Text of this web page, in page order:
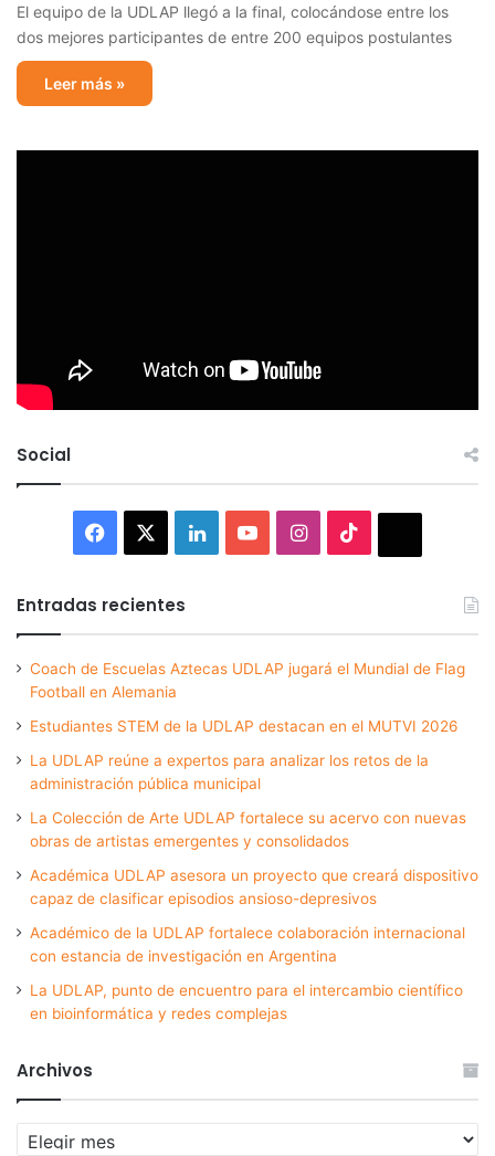
El equipo de la UDLAP llegó a la final, colocándose entre los
dos mejores participantes de entre 200 equipos postulantes
Leer más »
Social
Facebook LinkedInYouTubeInstagram
Entradas recientes
Coach de Escuelas Aztecas UDLAP jugará el Mundial de Flag
Football en Alemania
Estudiantes STEM de la UDLAP destacan en el MUTVI 2026
La UDLAP reúne a expertos para analizar los retos de la
administración pública municipal
La Colección de Arte UDLAP fortalece su acervo con nuevas
obras de artistas emergentes y consolidados
Académica UDLAP asesora un proyecto que creará dispositivo
capaz de clasificar episodios ansioso-depresivos
Académico de la UDLAP fortalece colaboración internacional
con estancia de investigación en Argentina
La UDLAP, punto de encuentro para el intercambio científico
en bioinformática y redes complejas
Archivos
Archivos